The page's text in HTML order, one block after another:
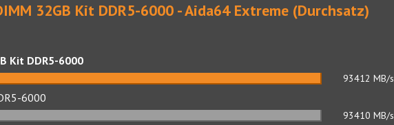
32GB Kit DDR5-6000 - Aida64 Extreme (Durchsatz)
Kit DDR5-6000
93412 MB/s
6000
93410 MB/s